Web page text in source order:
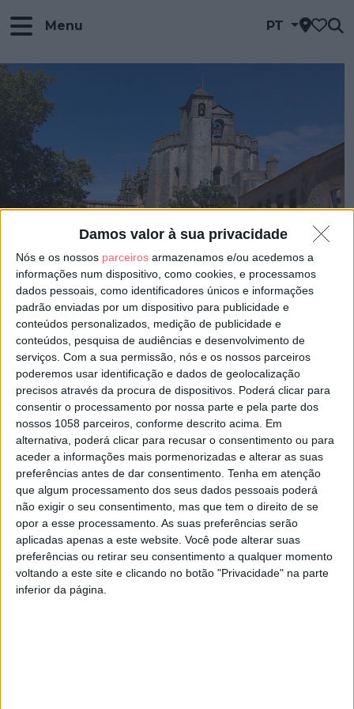
Damos valor à sua privacidade
Nós e os nossos parceiros armazenamos e/ou acedemos a
informações num dispositivo, como cookies, e processamos
dados pessoais, como identificadores únicos e informações
padrão enviadas por um dispositivo para publicidade e
conteúdos personalizados, medição de publicidade e
conteúdos, pesquisa de audiências e desenvolvimento de
serviços. Com a sua permissão, nós e os nossos parceiros
poderemos usar identificação e dados de geolocalização
precisos através da procura de dispositivos. Poderá clicar para
consentir o processamento por nossa parte e pela parte dos
nossos 1058 parceiros, conforme descrito acima. Em
alternativa, poderá clicar para recusar o consentimento ou para
aceder a informações mais pormenorizadas e alterar as suas
preferências antes de dar consentimento. Tenha em atenção
que algum processamento dos seus dados pessoais poderá
não exigir o seu consentimento, mas que tem o direito de se
opor a esse processamento. As suas preferências serão
aplicadas apenas a este website. Você pode alterar suas
preferências ou retirar seu consentimento a qualquer momento
voltando a este site e clicando no botão "Privacidade" na parte
inferior da página.
Menu PT
Visita Guiada:
Pentagrama
Esta visita guiada foi concebida para integrar as
cinco pontas de uma estrela que ilumina o Centro
de Portugal e daqui irradia para o mundo. Uma luz
permanente que congrega 1. Tomar dos Templários
e da Ordem de Cristo (ponto de partida); 2. Castelo